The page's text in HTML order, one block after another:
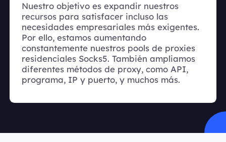
Nuestro objetivo es expandir nuestros
recursos para satisfacer incluso las
necesidades empresariales más exigentes.
Por ello, estamos aumentando
constantemente nuestros pools de proxies
residenciales Socks5. También ampliamos
diferentes métodos de proxy, como API,
programa, IP y puerto, y muchos más.